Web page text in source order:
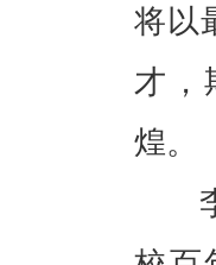
将以
才，
煌。